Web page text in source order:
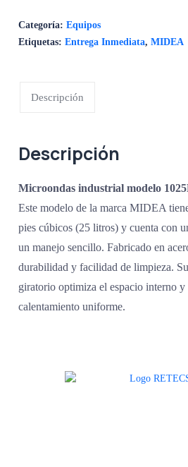
Categoría:Equipos
Etiquetas:Entrega Inmediata,MIDEA
Descripción
Descripción
Microondas industrial modelo
Este modelo de la marca MIDEA
pies cúbicos (25 litros) y cuenta con
un manejo sencillo. Fabricado en
durabilidad y facilidad de limpieza.
giratorio optimiza el espacio interno y
calentamiento uniforme.